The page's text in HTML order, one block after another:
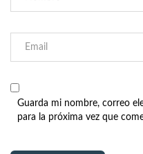
Guarda mi nombre, correo
para la próxima vez que